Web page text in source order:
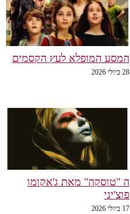
המסע המופלא לעץ הקסמים
28 ביולי 2026
ה "טוסקה" מאת ג'אקומו
פוצ'יני
17 ביולי 2026